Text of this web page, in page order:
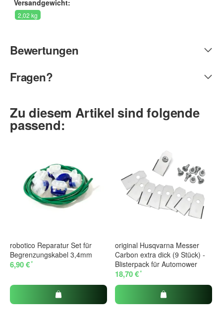
Versandgewicht:
2,02 kg
Bewertungen
Fragen?
Zu diesem Artikel sind folgende
passend:
robotico Reparatur Set für
Begrenzungskabel 3,4mm
6,90 €*
original Husqvarna Messer
Carbon extra dick (9 Stück) -
Blisterpack für Automower
18,70 €*